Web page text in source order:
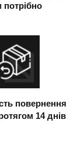
потрібно
повернення
14 днів